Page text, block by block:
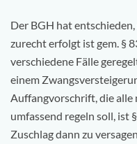
Der BGH hat
zurecht erfolgt ist gem. §
verschiedene Fälle
einem
Auffangvorschrift, die alle
umfassend regeln soll, ist
Zuschlag dann zu